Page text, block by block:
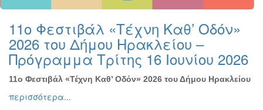
ΗΜΕΡΟΛΟΓΙΟ
ΕΚΔΗΛΩΣΕΩΝ
Χριστούγεννα
-
Πρωτοχρονιά
11ο Φεστιβάλ «Τέχνη Καθ’ Οδόν»
2026 του Δήμου Ηρακλείου –
Πρόγραμμα Τρίτης 16 Ιουνίου 2026
11ο Φεστιβάλ «Τέχνη Καθ’ Οδόν» 2026 του Δήμου Ηρακλείου
περισσότερα...